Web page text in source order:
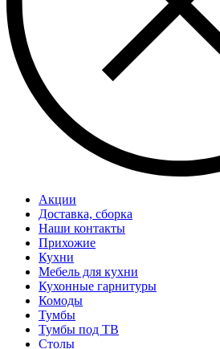
Акции
Доставка, сборка
Наши контакты
Прихожие
Кухни
Мебель для кухни
Кухонные гарнитуры
Комоды
Тумбы
Тумбы под ТВ
Столы